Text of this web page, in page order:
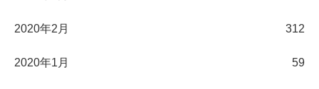
2020年2月 312
2020年1月 59